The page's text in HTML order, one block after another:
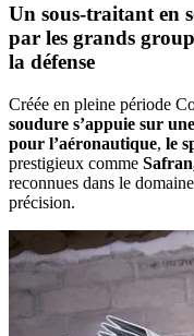
Un sous-traitant en
par les grands
la défense
Créée en pleine période
soudure s’appuie sur
pour l’aéronautique, le
prestigieux comme
reconnues dans le
précision.